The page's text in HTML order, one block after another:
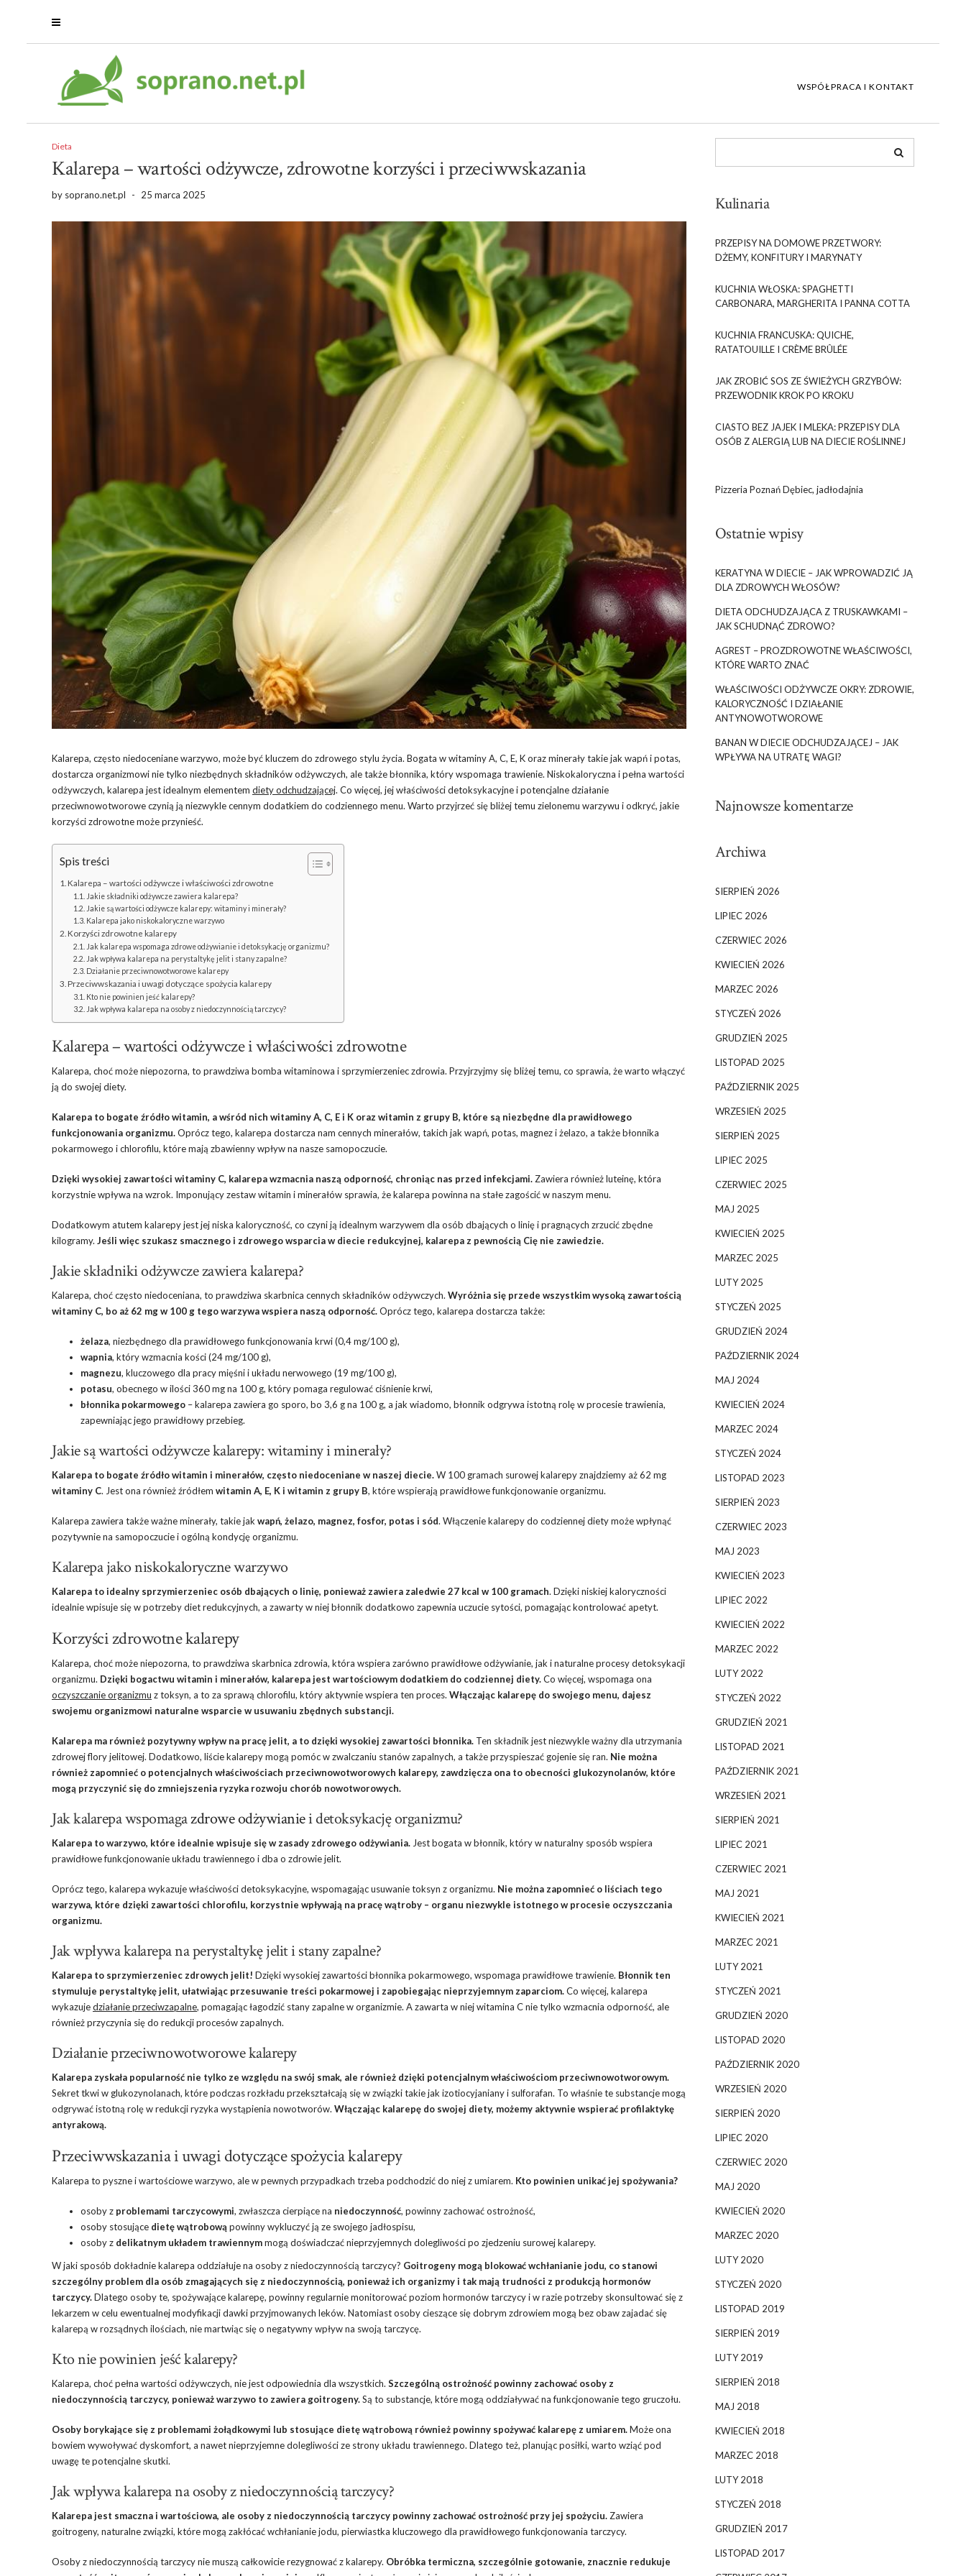
WSPÓŁPRACA I KONTAKT
Dieta
Kalarepa – wartości odżywcze, zdrowotne korzyści i przeciwwskazania
by soprano.net.pl - 25 marca 2025
Kalarepa, często niedoceniane warzywo, może być kluczem do zdrowego stylu życia. Bogata w witaminy A, C, E, K oraz minerały takie jak wapń i potas,
dostarcza organizmowi nie tylko niezbędnych składników odżywczych, ale także błonnika, który wspomaga trawienie. Niskokaloryczna i pełna wartości
odżywczych, kalarepa jest idealnym elementem diety odchudzającej. Co więcej, jej właściwości detoksykacyjne i potencjalne działanie
przeciwnowotworowe czynią ją niezwykle cennym dodatkiem do codziennego menu. Warto przyjrzeć się bliżej temu zielonemu warzywu i odkryć, jakie
korzyści zdrowotne może przynieść.
Spis treści
Kalarepa – wartości odżywcze i właściwości zdrowotne
Jakie składniki odżywcze zawiera kalarepa?
Jakie są wartości odżywcze kalarepy: witaminy i minerały?
Kalarepa jako niskokaloryczne warzywo
Korzyści zdrowotne kalarepy
Jak kalarepa wspomaga zdrowe odżywianie i detoksykację organizmu?
Jak wpływa kalarepa na perystaltykę jelit i stany zapalne?
Działanie przeciwnowotworowe kalarepy
Przeciwwskazania i uwagi dotyczące spożycia kalarepy
Kto nie powinien jeść kalarepy?
Jak wpływa kalarepa na osoby z niedoczynnością tarczycy?
Kalarepa – wartości odżywcze i właściwości zdrowotne
Kalarepa, choć może niepozorna, to prawdziwa bomba witaminowa i sprzymierzeniec zdrowia. Przyjrzyjmy się bliżej temu, co sprawia, że warto włączyć
ją do swojej diety.
Kalarepa to bogate źródło witamin, a wśród nich witaminy A, C, E i K oraz witamin z grupy B, które są niezbędne dla prawidłowego
funkcjonowania organizmu.Oprócz tego, kalarepa dostarcza nam cennych minerałów, takich jak wapń, potas, magnez i żelazo, a także błonnika
pokarmowego i chlorofilu, które mają zbawienny wpływ na nasze samopoczucie.
Dzięki wysokiej zawartości witaminy C, kalarepa wzmacnia naszą odporność, chroniąc nas przed infekcjami. Zawiera również luteinę, która
korzystnie wpływa na wzrok. Imponujący zestaw witamin i minerałów sprawia, że kalarepa powinna na stałe zagościć w naszym menu.
Dodatkowym atutem kalarepy jest jej niska kaloryczność, co czyni ją idealnym warzywem dla osób dbających o linię i pragnących zrzucić zbędne
kilogramy. Jeśli więc szukasz smacznego i zdrowego wsparcia w diecie redukcyjnej, kalarepa z pewnością Cię nie zawiedzie.
Jakie składniki odżywcze zawiera kalarepa?
Kalarepa, choć często niedoceniana, to prawdziwa skarbnica cennych składników odżywczych. Wyróżnia się przede wszystkim wysoką zawartością
witaminy C, bo aż 62 mg w 100 g tego warzywa wspiera naszą odporność.Oprócz tego, kalarepa dostarcza także:
żelaza, niezbędnego dla prawidłowego funkcjonowania krwi (0,4 mg/100 g),
wapnia, który wzmacnia kości (24 mg/100 g),
magnezu, kluczowego dla pracy mięśni i układu nerwowego (19 mg/100 g),
potasu, obecnego w ilości 360 mg na 100 g, który pomaga regulować ciśnienie krwi,
błonnika pokarmowego – kalarepa zawiera go sporo, bo 3,6 g na 100 g, a jak wiadomo, błonnik odgrywa istotną rolę w procesie trawienia,
zapewniając jego prawidłowy przebieg.
Jakie są wartości odżywcze kalarepy: witaminy i minerały?
Kalarepa to bogate źródło witamin i minerałów, często niedoceniane w naszej diecie.W 100 gramach surowej kalarepy znajdziemy aż 62 mg
witaminy C. Jest ona również źródłem witamin A, E, K i witamin z grupy B, które wspierają prawidłowe funkcjonowanie organizmu.
Kalarepa zawiera także ważne minerały, takie jak wapń, żelazo, magnez, fosfor, potas i sód. Włączenie kalarepy do codziennej diety może wpłynąć
pozytywnie na samopoczucie i ogólną kondycję organizmu.
Kalarepa jako niskokaloryczne warzywo
Kalarepa to idealny sprzymierzeniec osób dbających o linię, ponieważ zawiera zaledwie 27 kcal w 100 gramach. Dzięki niskiej kaloryczności
idealnie wpisuje się w potrzeby diet redukcyjnych, a zawarty w niej błonnik dodatkowo zapewnia uczucie sytości, pomagając kontrolować apetyt.
Korzyści zdrowotne kalarepy
Kalarepa, choć może niepozorna, to prawdziwa skarbnica zdrowia, która wspiera zarówno prawidłowe odżywianie, jak i naturalne procesy detoksykacji
organizmu. Dzięki bogactwu witamin i minerałów, kalarepa jest wartościowym dodatkiem do codziennej diety.Co więcej, wspomaga ona
oczyszczanie organizmu z toksyn, a to za sprawą chlorofilu, który aktywnie wspiera ten proces. Włączając kalarepę do swojego menu, dajesz
swojemu organizmowi naturalne wsparcie w usuwaniu zbędnych substancji.
Kalarepa ma również pozytywny wpływ na pracę jelit, a to dzięki wysokiej zawartości błonnika. Ten składnik jest niezwykle ważny dla utrzymania
zdrowej flory jelitowej. Dodatkowo, liście kalarepy mogą pomóc w zwalczaniu stanów zapalnych, a także przyspieszać gojenie się ran. Nie można
również zapomnieć o potencjalnych właściwościach przeciwnowotworowych kalarepy, zawdzięcza ona to obecności glukozynolanów, które
mogą przyczynić się do zmniejszenia ryzyka rozwoju chorób nowotworowych.
Jak kalarepa wspomagazdrowe odżywianiei detoksykację organizmu?
Kalarepa to warzywo, które idealnie wpisuje się w zasady zdrowego odżywiania. Jest bogata w błonnik, który w naturalny sposób wspiera
prawidłowe funkcjonowanie układu trawiennego i dba o zdrowie jelit.
Oprócz tego, kalarepa wykazuje właściwości detoksykacyjne, wspomagając usuwanie toksyn z organizmu. Nie można zapomnieć o liściach tego
warzywa, które dzięki zawartości chlorofilu, korzystnie wpływają na pracę wątroby – organu niezwykle istotnego w procesie oczyszczania
organizmu.
Jak wpływa kalarepa na perystaltykę jelit i stany zapalne?
Kalarepa to sprzymierzeniec zdrowych jelit! Dzięki wysokiej zawartości błonnika pokarmowego, wspomaga prawidłowe trawienie. Błonnik ten
stymuluje perystaltykę jelit, ułatwiając przesuwanie treści pokarmowej i zapobiegając nieprzyjemnym zaparciom.Co więcej, kalarepa
wykazujedziałanie przeciwzapalne, pomagając łagodzić stany zapalne w organizmie. A zawarta w niej witamina C nie tylko wzmacnia odporność, ale
również przyczynia się do redukcji procesów zapalnych.
Działanie przeciwnowotworowe kalarepy
Kalarepa zyskała popularność nie tylko ze względu na swój smak, ale również dzięki potencjalnym właściwościom przeciwnowotworowym.
Sekret tkwi w glukozynolanach, które podczas rozkładu przekształcają się w związki takie jak izotiocyjaniany i sulforafan. To właśnie te substancje mogą
odgrywać istotną rolę w redukcji ryzyka wystąpienia nowotworów. Włączając kalarepę do swojej diety, możemy aktywnie wspierać profilaktykę
antyrakową.
Przeciwwskazania i uwagi dotyczące spożycia kalarepy
Kalarepa to pyszne i wartościowe warzywo, ale w pewnych przypadkach trzeba podchodzić do niej z umiarem. Kto powinien unikać jej spożywania?
osoby z problemami tarczycowymi, zwłaszcza cierpiące na niedoczynność, powinny zachować ostrożność,
osoby stosujące dietę wątrobową powinny wykluczyć ją ze swojego jadłospisu,
osoby z delikatnym układem trawiennymmogą doświadczać nieprzyjemnych dolegliwości po zjedzeniu surowej kalarepy.
W jaki sposób dokładnie kalarepa oddziałuje na osoby z niedoczynnością tarczycy? Goitrogeny mogą blokować wchłanianie jodu, co stanowi
szczególny problem dla osób zmagających się z niedoczynnością, ponieważ ich organizmy i tak mają trudności z produkcją hormonów
tarczycy.Dlatego osoby te, spożywające kalarepę, powinny regularnie monitorować poziom hormonów tarczycy i w razie potrzeby skonsultować się z
lekarzem w celu ewentualnej modyfikacji dawki przyjmowanych leków. Natomiast osoby cieszące się dobrym zdrowiem mogą bez obaw zajadać się
kalarepą w rozsądnych ilościach, nie martwiąc się o negatywny wpływ na swoją tarczycę.
Kto nie powinien jeść kalarepy?
Kalarepa, choć pełna wartości odżywczych, nie jest odpowiednia dla wszystkich. Szczególną ostrożność powinny zachować osoby z
niedoczynnością tarczycy, ponieważ warzywo to zawiera goitrogeny.Są to substancje, które mogą oddziaływać na funkcjonowanie tego gruczołu.
Osoby borykające się z problemami żołądkowymi lub stosujące dietę wątrobową również powinny spożywać kalarepę z umiarem.Może ona
bowiem wywoływać dyskomfort, a nawet nieprzyjemne dolegliwości ze strony układu trawiennego. Dlatego też, planując posiłki, warto wziąć pod
uwagę te potencjalne skutki.
Jak wpływa kalarepa na osoby z niedoczynnością tarczycy?
Kalarepa jest smaczna i wartościowa, ale osoby z niedoczynnością tarczycy powinny zachować ostrożność przy jej spożyciu. Zawiera
goitrogeny, naturalne związki, które mogą zakłócać wchłanianie jodu, pierwiastka kluczowego dla prawidłowego funkcjonowania tarczycy.
Osoby z niedoczynnością tarczycy nie muszą całkowicie rezygnować z kalarepy. Obróbka termiczna, szczególnie gotowanie, znacznie redukuje
Kulinaria
PRZEPISY NA DOMOWE PRZETWORY:
DŻEMY, KONFITURY I MARYNATY
KUCHNIA WŁOSKA: SPAGHETTI
CARBONARA, MARGHERITA I PANNA COTTA
KUCHNIA FRANCUSKA: QUICHE,
RATATOUILLE I CRÈME BRÛLÉE
JAK ZROBIĆ SOS ZE ŚWIEŻYCH GRZYBÓW:
PRZEWODNIK KROK PO KROKU
CIASTO BEZ JAJEK I MLEKA: PRZEPISY DLA
OSÓB Z ALERGIĄ LUB NA DIECIE ROŚLINNEJ
Pizzeria Poznań Dębiec, jadłodajnia
Ostatnie wpisy
KERATYNA W DIECIE – JAK WPROWADZIĆ JĄ
DLA ZDROWYCH WŁOSÓW?
DIETA ODCHUDZAJĄCA Z TRUSKAWKAMI –
JAK SCHUDNĄĆ ZDROWO?
AGREST – PROZDROWOTNE WŁAŚCIWOŚCI,
KTÓRE WARTO ZNAĆ
WŁAŚCIWOŚCI ODŻYWCZE OKRY: ZDROWIE,
KALORYCZNOŚĆ I DZIAŁANIE
ANTYNOWOTWOROWE
BANAN W DIECIE ODCHUDZAJĄCEJ – JAK
WPŁYWA NA UTRATĘ WAGI?
Najnowsze komentarze
Archiwa
SIERPIEŃ 2026
LIPIEC 2026
CZERWIEC 2026
KWIECIEŃ 2026
MARZEC 2026
STYCZEŃ 2026
GRUDZIEŃ 2025
LISTOPAD 2025
PAŹDZIERNIK 2025
WRZESIEŃ 2025
SIERPIEŃ 2025
LIPIEC 2025
CZERWIEC 2025
MAJ 2025
KWIECIEŃ 2025
MARZEC 2025
LUTY 2025
STYCZEŃ 2025
GRUDZIEŃ 2024
PAŹDZIERNIK 2024
MAJ 2024
KWIECIEŃ 2024
MARZEC 2024
STYCZEŃ 2024
LISTOPAD 2023
SIERPIEŃ 2023
CZERWIEC 2023
MAJ 2023
KWIECIEŃ 2023
LIPIEC 2022
KWIECIEŃ 2022
MARZEC 2022
LUTY 2022
STYCZEŃ 2022
GRUDZIEŃ 2021
LISTOPAD 2021
PAŹDZIERNIK 2021
WRZESIEŃ 2021
SIERPIEŃ 2021
LIPIEC 2021
CZERWIEC 2021
MAJ 2021
KWIECIEŃ 2021
MARZEC 2021
LUTY 2021
STYCZEŃ 2021
GRUDZIEŃ 2020
LISTOPAD 2020
PAŹDZIERNIK 2020
WRZESIEŃ 2020
SIERPIEŃ 2020
LIPIEC 2020
CZERWIEC 2020
MAJ 2020
KWIECIEŃ 2020
MARZEC 2020
LUTY 2020
STYCZEŃ 2020
LISTOPAD 2019
SIERPIEŃ 2019
LUTY 2019
SIERPIEŃ 2018
MAJ 2018
KWIECIEŃ 2018
MARZEC 2018
LUTY 2018
STYCZEŃ 2018
GRUDZIEŃ 2017
LISTOPAD 2017